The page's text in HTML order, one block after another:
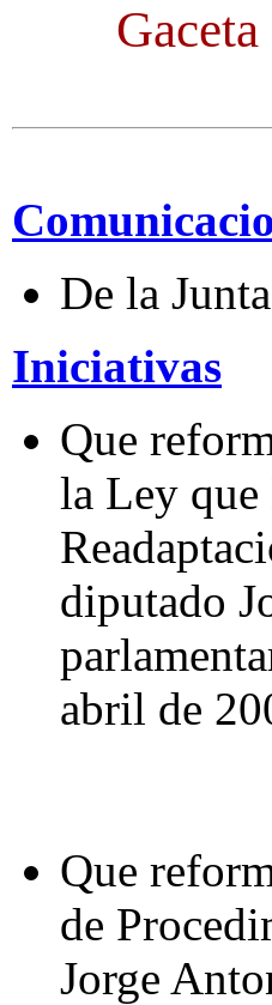
De la
Iniciativas
Que
la Ley que
diputado
abril de
Que
de
Jorge